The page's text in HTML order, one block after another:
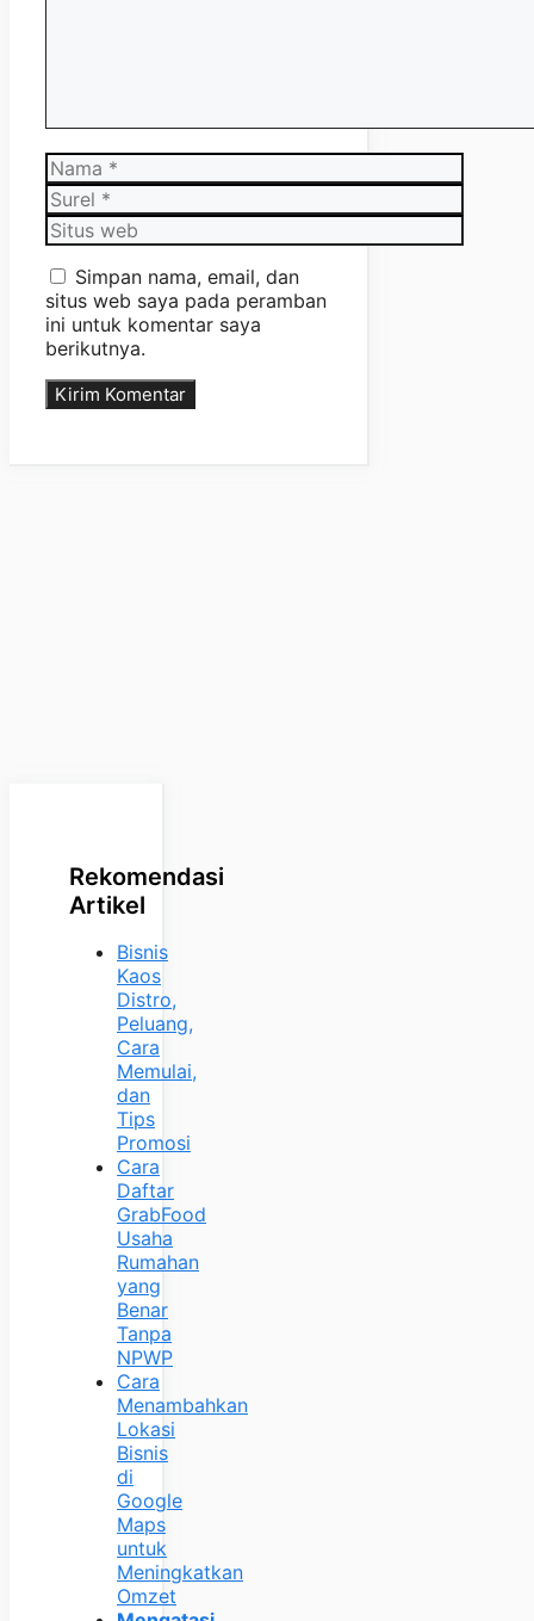
Nama
Surel
Situs
web
Simpan nama, email, dan
situs web saya pada peramban
ini untuk komentar saya
berikutnya.
Rekomendasi
Artikel
Bisnis
Kaos
Distro,
Peluang,
Cara
Memulai,
dan
Tips
Promosi
Cara
Daftar
GrabFood
Usaha
Rumahan
yang
Benar
Tanpa
NPWP
Cara
Menambahkan
Lokasi
Bisnis
di
Google
Maps
untuk
Meningkatkan
Omzet